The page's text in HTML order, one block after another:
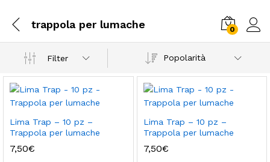
trappola per lumache 0
Filter Popolarità
Lima Trap – 10 pz –
Trappola per lumache
7,50€
Lima Trap – 10 pz –
Trappola per lumache
7,50€